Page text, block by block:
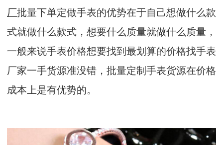
厂批量下单定做手表的优势在于自己想做什么款
式就做什么款式，想要什么质量就做什么质量，
一般来说手表价格想要找到最划算的价格找手表
厂家一手货源准没错，批量定制手表货源在价格
成本上是有优势的。